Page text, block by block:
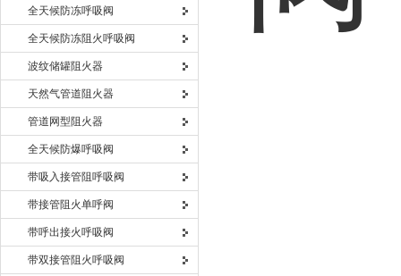
全天候防冻呼吸阀
全天候防冻阻火呼吸阀
波纹储罐阻火器
天然气管道阻火器
管道网型阻火器
全天候防爆呼吸阀
带吸入接管阻呼吸阀
带接管阻火单呼阀
带呼出接火呼吸阀
带双接管阻火呼吸阀